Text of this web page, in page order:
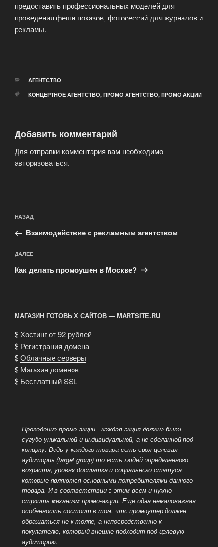
предоставить профессиональных моделей для
проведения фешн показов, фотосессий для журналов и
рекламы.
РУБРИКИ
АГЕНТСТВО
МЕТКИ
КОНЦЕРТНОЕ АГЕНТСТВО, ПРОМО АГЕНТСТВО, ПРОМО АКЦИИ
Добавить комментарий
Для отправки комментария вам необходимо
авторизоваться.
по
записям
Предыдущая
запись:
НАЗАД
Взаимодействие с рекламным агентством
Следующая
запись
ДАЛЕЕ
Как делать промоушен в Москве?
МАГАЗИН ГОТОВЫХ САЙТОВ — MARTSITE.RU
$Хостинг от 92 рублей
$ Регистрация домена
$Облачные серверы
$ Магазин доменов
$ Бесплатный SSL
Проведение промо акции - каждая акция должна быть
сугубо уникальной и индивидуальной, а не сделанной под
копирку. Ведь у каждого товара есть своя целевая
аудитория (target group) то есть людей определенного
возраста, уровня достатка и социального статуса,
которые являются основными потребителями данного
товара. И в соответствии с этим всем и нужно
строить механизм промо-акции. Еще одна немаловажная
особенность состоит в том, что промоутер должен
обращаться не к толпе, а непосредственно к
покупателю, который внешне подходит под целевую
аудиторию.